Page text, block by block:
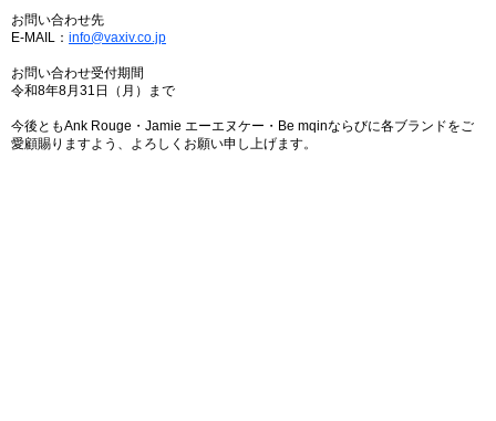
お問い合わせ先
E-MAIL： info@vaxiv.co.jp
お問い合わせ受付期間
令和8年8月31日（月）まで
今後ともAnk Rouge・Jamie エーエヌケー・Be mqinならびに各ブランドをご
愛顧賜りますよう、よろしくお願い申し上げます。